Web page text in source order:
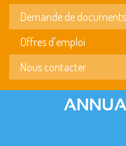
Demande de documents
Offres d'emploi
Nous contacter